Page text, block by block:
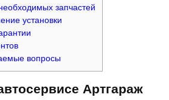
запчастей
установки
вопросы
Артгараж